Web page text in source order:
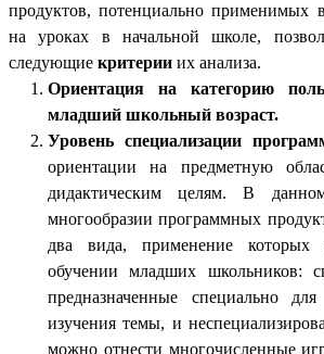
продуктов, потенциально применимых
на уроках в начальной школе,
следующие критерии их анализа.
Ориентация на категорию
младший школьный возраст.
Уровень специализации
ориентации на предметную
дидактическим целям. В
многообразии программных
два вида, применение которых
обучении младших школьников:
предназначенные специально для
изучения темы, и
можно отнести многочисленные